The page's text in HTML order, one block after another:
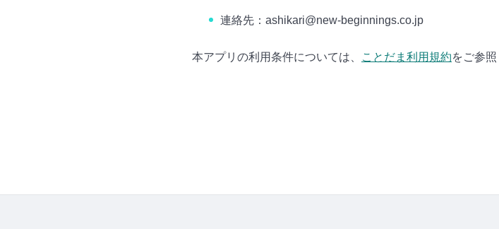
連絡先：ashikari@new-beginnings.co.jp
本アプリの利用条件については、 ことだま利用規約をご参照